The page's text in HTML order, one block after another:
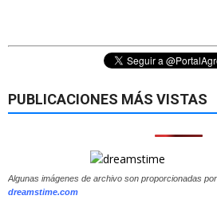
PUBLICACIONES MÁS VISTAS
Algunas imágenes de archivo son proporcionadas
dreamstime.com